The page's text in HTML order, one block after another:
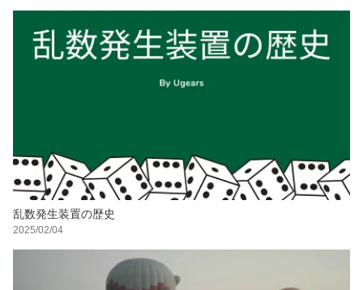
乱数発生装置の歴史
2025/02/04